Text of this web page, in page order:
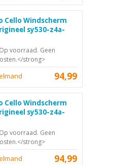
Cello Windscherm
sy530-z4a-
voorraad. Geen
strong>
94,99
Cello Windscherm
sy530-z4a-
voorraad. Geen
strong>
94,99